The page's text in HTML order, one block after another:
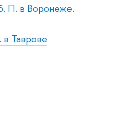
П. в Воронеже.
Таврове